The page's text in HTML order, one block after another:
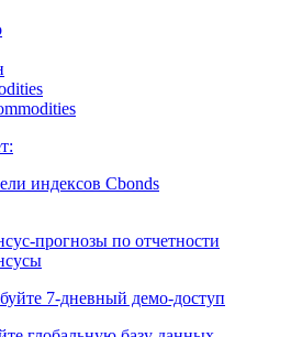
индексов Cbonds
прогнозы по отчетности
7-дневный демо-доступ